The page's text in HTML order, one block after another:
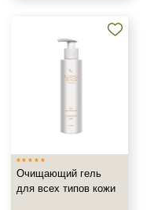
Очищающий гель
для всех типов кожи